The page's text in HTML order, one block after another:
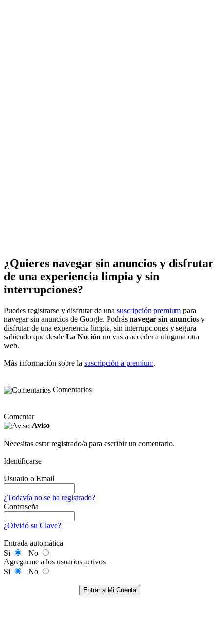
¿Quieres navegar sin anuncios y disfrutar
de una experiencia limpia y sin
interrupciones?
Puedes registrarse y disfrutar de una suscripción premium para
navegar sin anuncios de Google. Podrás navegar sin anuncios y
disfrutar de una experiencia limpia, sin interrupciones y segura
sabiendo que desde La Noción no vas a acceder a ninguna otra
web.
Más información sobre la suscripción a premium.
Comentarios
Comentar
Aviso
Necesitas estar registrado/a para escribir un comentario.
Identificarse
Usuario o Email
¿Todavía no se ha registrado?
Contraseña
¿Olvidó su Clave?
Entrada automática
Si
No
Agregarme a los usuarios activos
Si
No
Entrar a Mi Cuenta